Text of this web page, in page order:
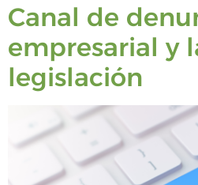
Canal de
empresarial y
legislación